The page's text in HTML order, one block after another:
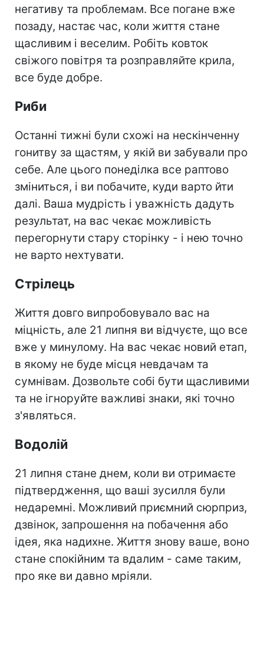
негативу та проблемам. Все погане вже
позаду, настає час, коли життя стане
щасливим і веселим. Робіть ковток
свіжого повітря та розправляйте крила,
все буде добре.
Риби
Останні тижні були схожі на нескінченну
гонитву за щастям, у якій ви забували про
себе. Але цього понеділка все раптово
зміниться, і ви побачите, куди варто йти
далі. Ваша мудрість і уважність дадуть
результат, на вас чекає можливість
перегорнути стару сторінку - і нею точно
не варто нехтувати.
Стрілець
Життя довго випробовувало вас на
міцність, але 21 липня ви відчуєте, що все
вже у минулому. На вас чекає новий етап,
в якому не буде місця невдачам та
сумнівам. Дозвольте собі бути щасливими
та не ігноруйте важливі знаки, які точно
з'являться.
Водолій
21 липня стане днем, коли ви отримаєте
підтвердження, що ваші зусилля були
недаремні. Можливий приємний сюрприз,
дзвінок, запрошення на побачення або
ідея, яка надихне. Життя знову ваше, воно
стане спокійним та вдалим - саме таким,
про яке ви давно мріяли.